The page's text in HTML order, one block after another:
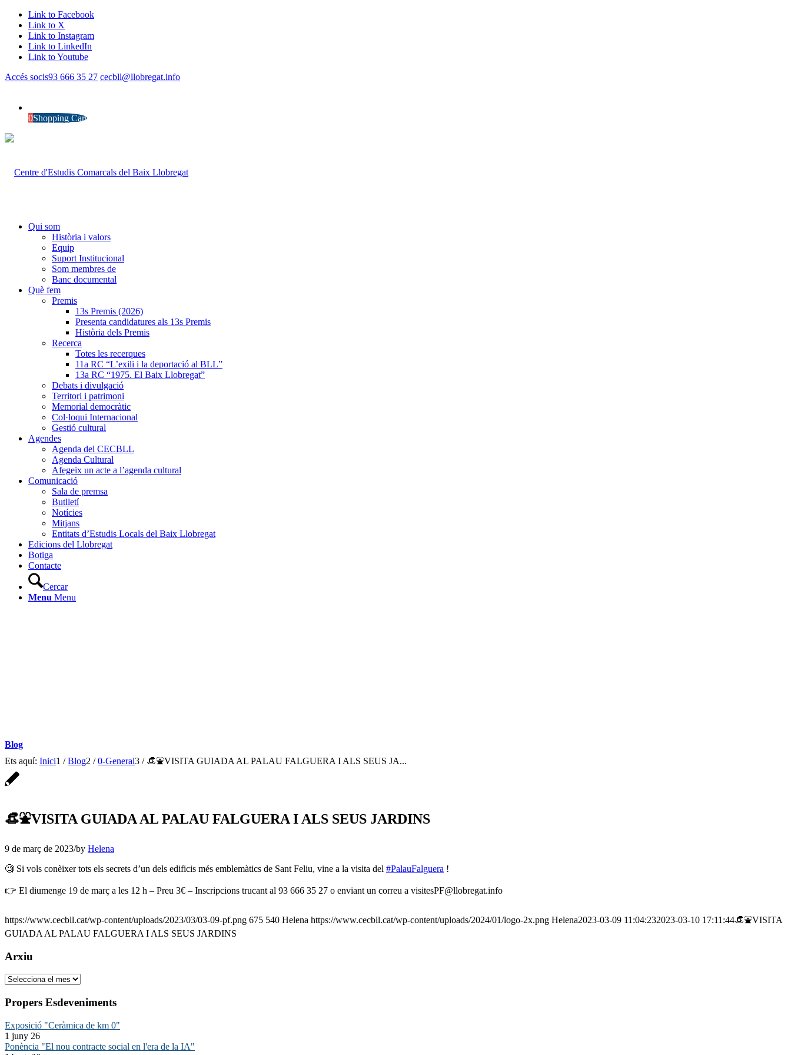
Link to Facebook
Link to X
Link to Instagram
Link to LinkedIn
Link to Youtube
Accés socis93 666 35 27 cecbll@llobregat.info
0Shopping Cart
Qui som
Història i valors
Equip
Suport Institucional
Som membres de
Banc documental
Què fem
Premis
13s Premis (2026)
Presenta candidatures als 13s Premis
Història dels Premis
Recerca
Totes les recerques
11a RC “L’exili i la deportació al BLL”
13a RC “1975. El Baix Llobregat”
Debats i divulgació
Territori i patrimoni
Memorial democràtic
Col·loqui Internacional
Gestió cultural
Agendes
Agenda del CECBLL
Agenda Cultural
Afegeix un acte a l’agenda cultural
Comunicació
Sala de premsa
Butlletí
Notícies
Mitjans
Entitats d’Estudis Locals del Baix Llobregat
Edicions del Llobregat
Botiga
Contacte
Cercar
Menu Menu
Blog
Ets aquí: Inici1 / Blog2 / 0-General3 / 👒⛲️VISITA GUIADA AL PALAU FALGUERA I ALS SEUS JA...
👒⛲️VISITA GUIADA AL PALAU FALGUERA I ALS SEUS JARDINS
9 de març de 2023/by Helena
🧐 Si vols conèixer tots els secrets d’un dels edificis més emblemàtics de Sant Feliu, vine a la visita del #PalauFalguera !
👉 El diumenge 19 de març a les 12 h – Preu 3€ – Inscripcions trucant al 93 666 35 27 o enviant un correu a visitesPF@llobregat.info
https://www.cecbll.cat/wp-content/uploads/2023/03/03-09-pf.png 675 540 Helena https://www.cecbll.cat/wp-content/uploads/2024/01/logo-2x.png Helena2023-03-09 11:04:232023-03-10 17:11:44👒⛲️VISITA
GUIADA AL PALAU FALGUERA I ALS SEUS JARDINS
Arxiu
Arxiu
Propers Esdeveniments
Exposició "Ceràmica de km 0"
1 juny 26
Ponència "El nou contracte social en l'era de la IA"